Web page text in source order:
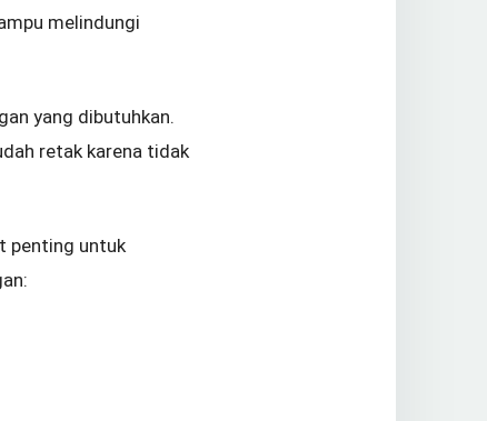
melindungi
yang dibutuhkan.
retak karena tidak
penting untuk